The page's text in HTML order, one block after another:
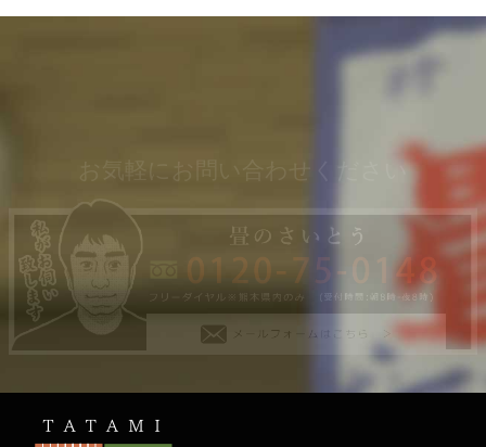
お気軽にお問い合わせください